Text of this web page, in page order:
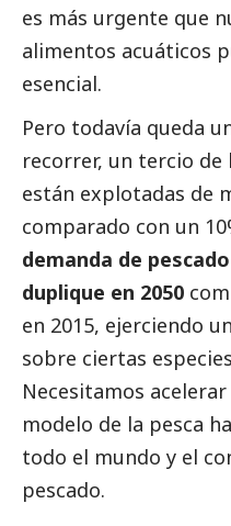
es más urgente que
alimentos acuáticos
esencial.
Pero todavía queda
recorrer, un tercio de
están explotadas de
comparado con un
demanda de
duplique en 2050
en 2015, ejerciendo
sobre ciertas
Necesitamos
modelo de la pesca
todo el mundo y el
pescado.